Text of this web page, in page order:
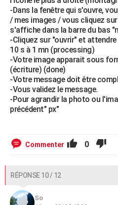
-Dans la fenêtre qui s'ouvre,
/ mes images / vous cliquez
s'affiche dans la barre du bas
-Cliquez sur "ouvrir" et
10 s à 1 mn (processing)
-Votre image apparait sous
(écriture) (done)
-Votre message doit être
-Vous validez le message.
-Pour agrandir la photo ou
précédent" px"
Commenter 0
RÉPONSE 10 / 12
So